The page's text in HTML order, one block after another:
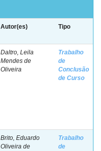
Autor(es) Tipo
Daltro, Leila
Mendes de
Oliveira
Trabalho
de
Conclusão
de Curso
Brito, Eduardo
Oliveira de
Trabalho
de